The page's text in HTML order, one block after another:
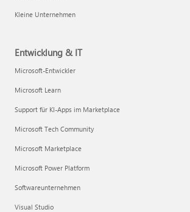
Kleine Unternehmen
Entwicklung & IT
Microsoft-Entwickler
Microsoft Learn
Support für KI-Apps im Marketplace
Microsoft Tech Community
Microsoft Marketplace
Microsoft Power Platform
Softwareunternehmen
Visual Studio